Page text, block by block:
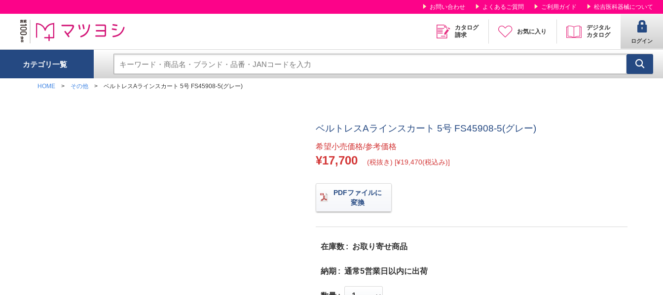
お問い合わせ よくあるご質問 ご利用ガイド 松吉医科器械について
カタログ
請求
お気に入り
デジタル
カタログ
ログイン
カテゴリ一覧
HOME その他 ベルトレスAラインスカート 5号 FS45908-5(グレー)
ベルトレスAラインスカート 5号 FS45908-5(グレー)
希望小売価格/参考価格
¥17,700 (税抜き) [¥19,470(税込み)]
PDFファイルに
変換
在庫数 お取り寄せ商品
納期 通常5営業日以内に出荷